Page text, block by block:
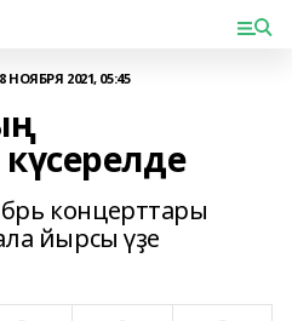
8 НОЯБРЯ 2021, 05:45
концерттары
йырсы үҙе